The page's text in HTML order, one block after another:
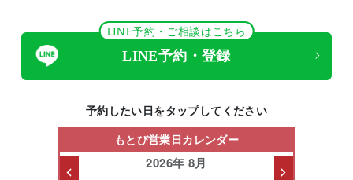
LINE予約・ご相談はこちら
LINE予約・登録
予約したい日をタップしてください
もとび営業日カレンダー
2026年 8月